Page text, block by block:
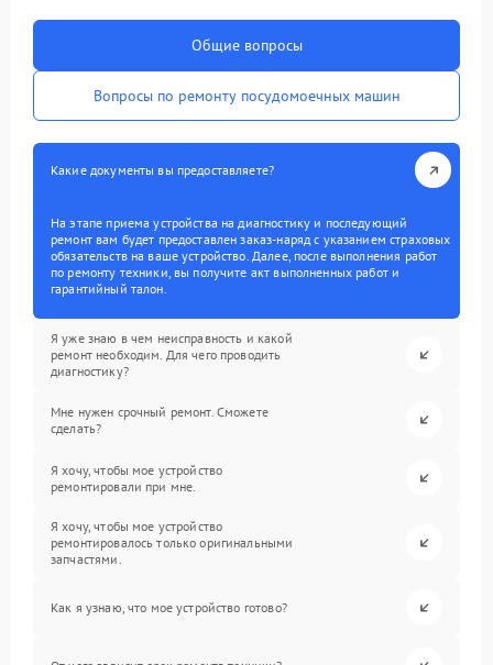
Общие вопросы
Вопросы по ремонту посудомоечных машин
Какие документы вы предоставляете?
На этапе приема устройства на диагностику и последующий
ремонт вам будет предоставлен заказ-наряд с указанием страховых
обязательств на ваше устройство. Далее, после выполнения работ
по ремонту техники, вы получите акт выполненных работ и
гарантийный талон.
Я уже знаю в чем неисправность и какой
ремонт необходим. Для чего проводить
диагностику?
Мне нужен срочный ремонт. Сможете
сделать?
Я хочу, чтобы мое устройство
ремонтировали при мне.
Я хочу, чтобы мое устройство
ремонтировалось только оригинальными
запчастями.
Как я узнаю, что мое устройство готово?